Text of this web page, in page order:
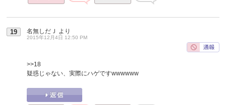
19 名無しだＪ より
2015年12月4日 12:50 PM
>>18
疑惑じゃない、実際にハゲですwwwwww